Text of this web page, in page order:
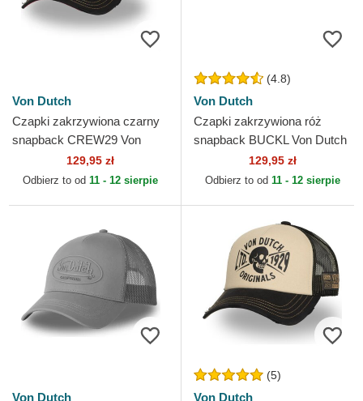
Von Dutch
Czapki zakrzywiona czarny
snapback CREW29 Von
129,95 zł
Odbierz to od 11 - 12 sierpie
(4.8)
Von Dutch
Czapki zakrzywiona róż
snapback BUCKL Von Dutch
129,95 zł
Odbierz to od 11 - 12 sierpie
Von Dutch
(5)
Von Dutch